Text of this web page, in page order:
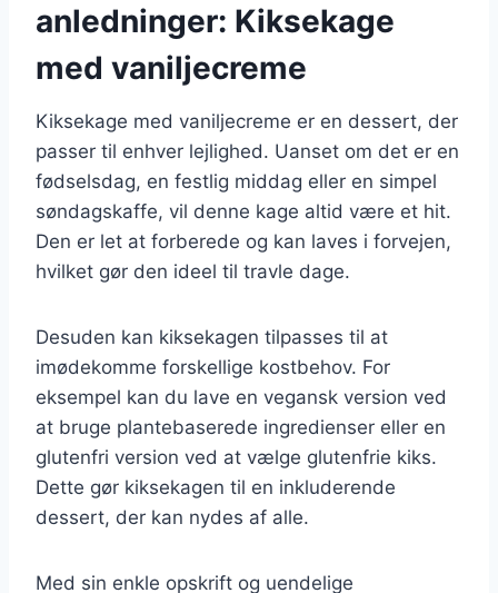
anledninger: Kiksekage
med vaniljecreme
Kiksekage med vaniljecreme er en dessert, der
passer til enhver lejlighed. Uanset om det er en
fødselsdag, en festlig middag eller en simpel
søndagskaffe, vil denne kage altid være et hit.
Den er let at forberede og kan laves i forvejen,
hvilket gør den ideel til travle dage.
Desuden kan kiksekagen tilpasses til at
imødekomme forskellige kostbehov. For
eksempel kan du lave en vegansk version ved
at bruge plantebaserede ingredienser eller en
glutenfri version ved at vælge glutenfrie kiks.
Dette gør kiksekagen til en inkluderende
dessert, der kan nydes af alle.
Med sin enkle opskrift og uendelige